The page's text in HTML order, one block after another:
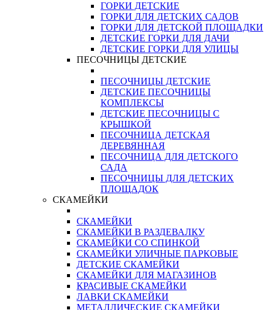
ГОРКИ ДЕТСКИЕ
ГОРКИ ДЛЯ ДЕТСКИХ САДОВ
ГОРКИ ДЛЯ ДЕТСКОЙ ПЛОЩАДКИ
ДЕТСКИЕ ГОРКИ ДЛЯ ДАЧИ
ДЕТСКИЕ ГОРКИ ДЛЯ УЛИЦЫ
ПЕСОЧНИЦЫ ДЕТСКИЕ
ПЕСОЧНИЦЫ ДЕТСКИЕ
ДЕТСКИЕ ПЕСОЧНИЦЫ
КОМПЛЕКСЫ
ДЕТСКИЕ ПЕСОЧНИЦЫ С
КРЫШКОЙ
ПЕСОЧНИЦА ДЕТСКАЯ
ДЕРЕВЯННАЯ
ПЕСОЧНИЦА ДЛЯ ДЕТСКОГО
САДА
ПЕСОЧНИЦЫ ДЛЯ ДЕТСКИХ
ПЛОЩАДОК
СКАМЕЙКИ
СКАМЕЙКИ
СКАМЕЙКИ В РАЗДЕВАЛКУ
СКАМЕЙКИ СО СПИНКОЙ
СКАМЕЙКИ УЛИЧНЫЕ ПАРКОВЫЕ
ДЕТСКИЕ СКАМЕЙКИ
СКАМЕЙКИ ДЛЯ МАГАЗИНОВ
КРАСИВЫЕ СКАМЕЙКИ
ЛАВКИ СКАМЕЙКИ
МЕТАЛЛИЧЕСКИЕ СКАМЕЙКИ